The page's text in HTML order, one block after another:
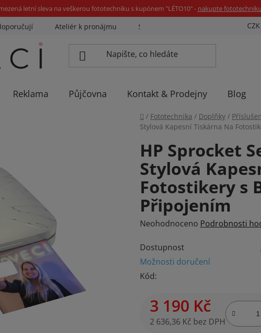
letní sleva na veškerou fototechniku s kupónem "LÉTO10" - nakupte fototechniku
Ateliér k pronájmu Sázíme stromky Eventovka CZK
Reklama Půjčovna Kontakt & Prodejny Blog
Domů
/ Fototechnika / Doplňky /
Stylová Kapesní Tiskárna Na
HP Sprocket
Stylová
Fotostikery s
Připojením
Průměrné
produktu
je
0,0
hvězdiček.
Neohodnoceno Podrobnosti
Dostupnost
Možnosti doručení
Kód:
3 190 Kč
2 636,36 Kč bez DPH